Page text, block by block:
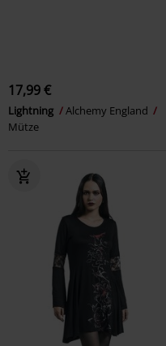
17,99 €
Lightning
Alchemy England
Mütze